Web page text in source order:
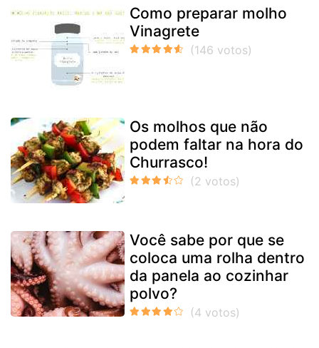
Como preparar molho
Vinagrete
Os molhos que não
podem faltar na hora do
Churrasco!
Você sabe por que se
coloca uma rolha dentro
da panela ao cozinhar
polvo?